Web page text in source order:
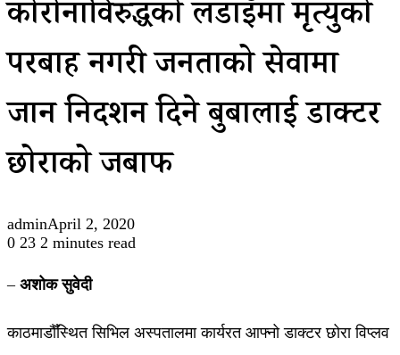
कोरोनाविरुद्धको लडाइँमा मृत्युको
परबाह नगरी जनताको सेवामा
जान निर्देशन दिने बुबालाई डाक्टर
छोराको जबाफ
adminApril 2, 2020
0 23 2 minutes read
–अशोक सुवेदी
काठमाडौँस्थित सिभिल अस्पतालमा कार्यरत आफ्नो डाक्टर छोरा विप्लव